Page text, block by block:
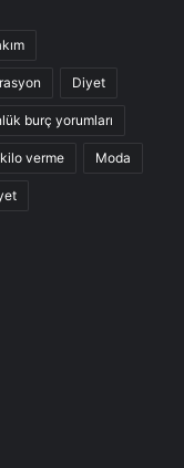
Diyet
burç yorumları
kilo verme Moda